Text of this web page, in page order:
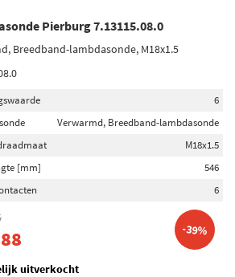
Pierburg 7.13115.08.0
Breedband-lambdasonde, M18x1.5
6
Verwarmd, Breedband-lambdasonde
M18x1.5
[mm]
546
6
-39%
uitverkocht